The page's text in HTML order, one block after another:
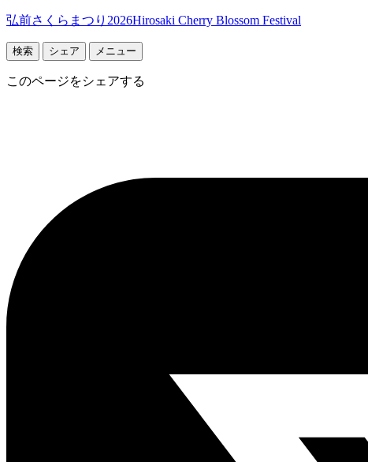
弘前さくらまつり2026Hirosaki Cherry Blossom Festival
検索 シェア メニュー
このページをシェアする